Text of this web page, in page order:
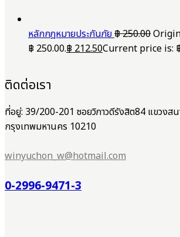
หลักกฎหมายประกันภัย฿250.00
฿ 250.00.฿212.50Current price is:
ติดต่อเรา
ที่อยู่: 39/200-201 ซอยวิภาวดีรังสิต84 แขวงส
กรุงเทพมหานคร 10210
winyuchon_w@hotmail.com
0-2996-9471-3